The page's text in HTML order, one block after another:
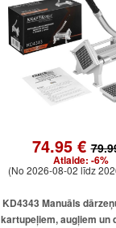
74.95 €
Atlaide: -6%
(No 2026-08-02 līdz
KD4343 Manuāls
kartupeļiem, augļiem un